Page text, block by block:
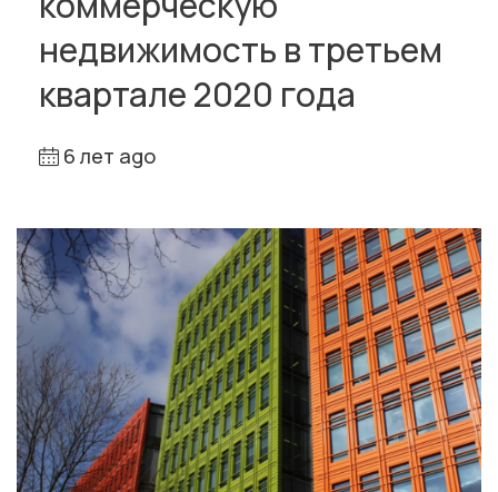
недвижимость в третьем
квартале 2020 года
6 лет ago